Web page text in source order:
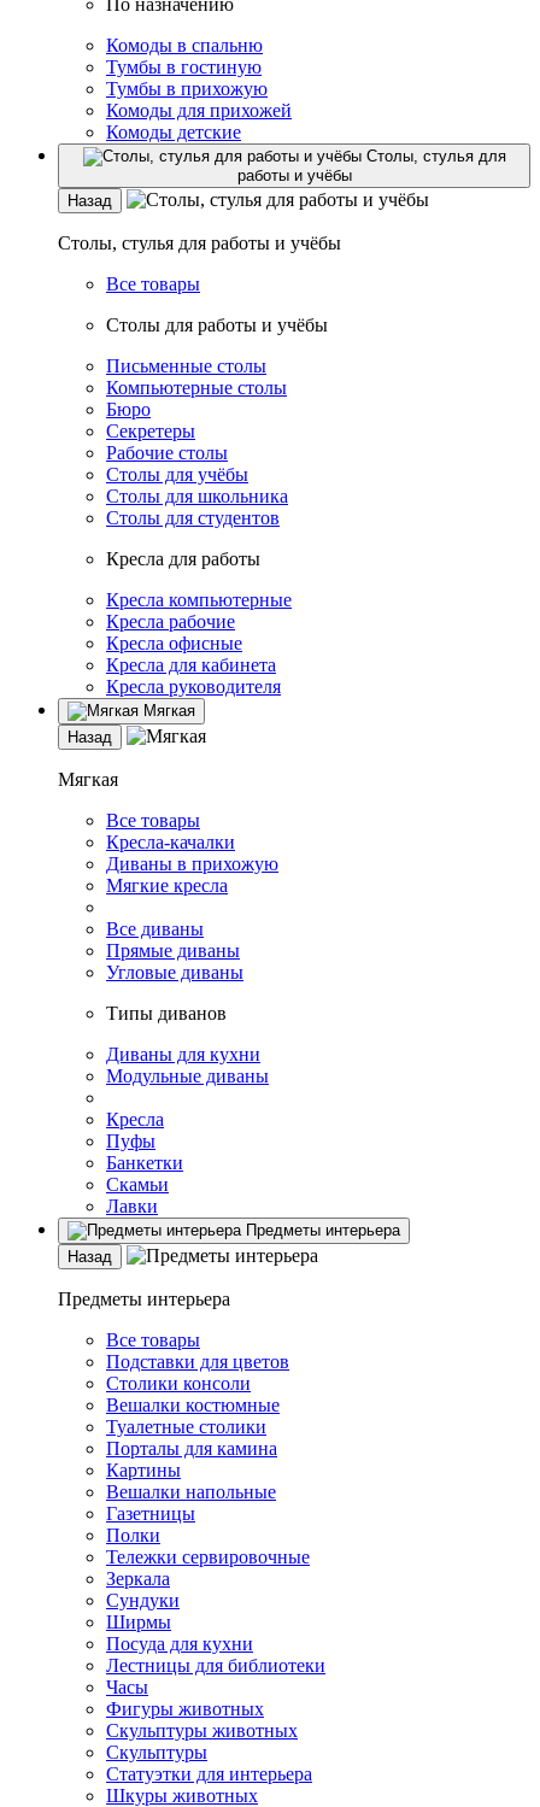
По назначению
Комоды в спальню
Тумбы в гостиную
Тумбы в прихожую
Комоды для прихожей
Комоды детские
Столы, стулья для
работы и учёбы
Назад
Столы, стулья для работы и учёбы
Все товары
Столы для работы и учёбы
Письменные столы
Компьютерные столы
Бюро
Секретеры
Рабочие столы
Столы для учёбы
Столы для школьника
Столы для студентов
Кресла для работы
Кресла компьютерные
Кресла рабочие
Кресла офисные
Кресла для кабинета
Кресла руководителя
Мягкая
Назад
Мягкая
Все товары
Кресла-качалки
Диваны в прихожую
Мягкие кресла
Все диваны
Прямые диваны
Угловые диваны
Типы диванов
Диваны для кухни
Модульные диваны
Кресла
Пуфы
Банкетки
Скамьи
Лавки
Предметы интерьера
Назад
Предметы интерьера
Все товары
Подставки для цветов
Столики консоли
Вешалки костюмные
Туалетные столики
Порталы для камина
Картины
Вешалки напольные
Газетницы
Полки
Тележки сервировочные
Зеркала
Сундуки
Ширмы
Посуда для кухни
Лестницы для библиотеки
Часы
Фигуры животных
Скульптуры животных
Скульптуры
Статуэтки для интерьера
Шкуры животных